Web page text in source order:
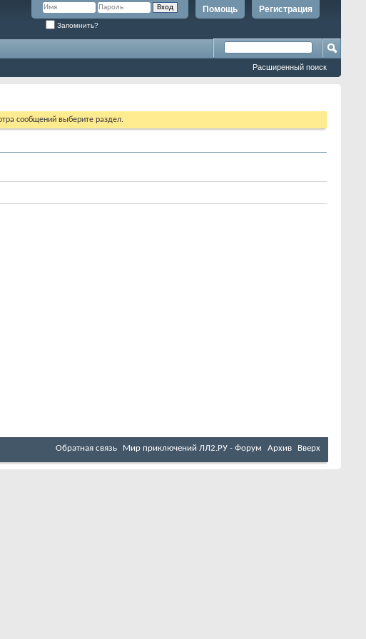
Регистрация
Помощь
Запомнить?
Расширенный поиск
сообщений выберите раздел.
Обратная связь Мир приключений ЛЛ2.РУ - Форум Архив Вверх